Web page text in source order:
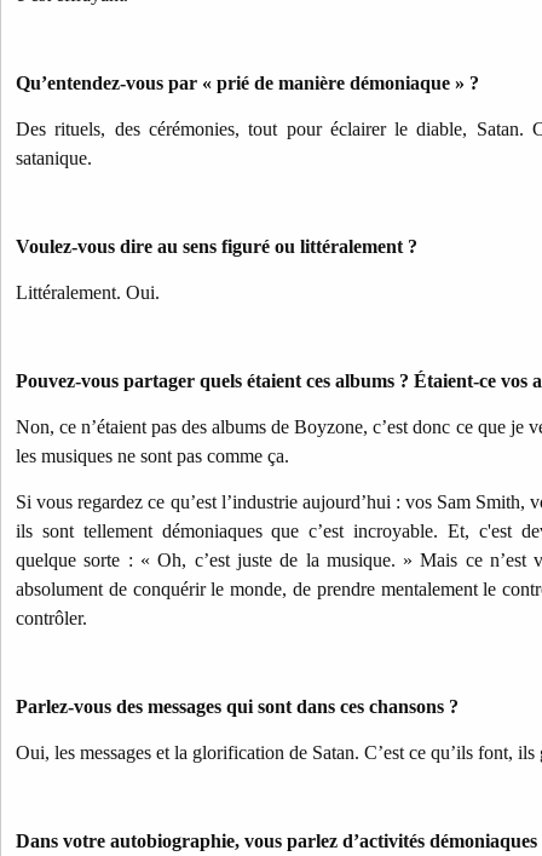
Qu’entendez-vous par « prié de manière démoniaque » ?
Des rituels, des cérémonies, tout pour éclairer le diable, Satan.
satanique.
Voulez-vous dire au sens figuré ou littéralement ?
Littéralement. Oui.
Pouvez-vous partager quels étaient ces albums ? Étaient-ce vos
Non, ce n’étaient pas des albums de Boyzone, c’est donc ce que je
les musiques ne sont pas comme ça.
Si vous regardez ce qu’est l’industrie aujourd’hui : vos Sam Smith,
ils sont tellement démoniaques que c’est incroyable. Et, c'est
quelque sorte : « Oh, c’est juste de la musique. » Mais ce n’est
absolument de conquérir le monde, de prendre mentalement le
contrôler.
Parlez-vous des messages qui sont dans ces chansons ?
Oui, les messages et la glorification de Satan. C’est ce qu’ils font,
Dans votre autobiographie, vous parlez d’activités